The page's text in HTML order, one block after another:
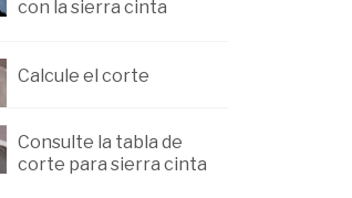
con la sierra cinta
Calcule el corte
Consulte la tabla de
corte para sierra cinta